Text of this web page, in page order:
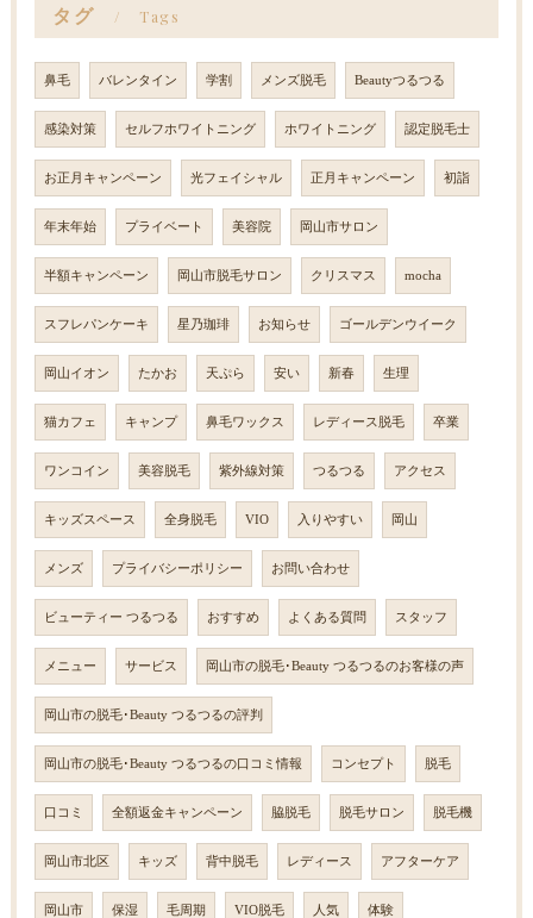
タグ Tags
鼻毛 バレンタイン 学割 メンズ脱毛 Beautyつるつる
感染対策 セルフホワイトニング ホワイトニング 認定脱毛士
お正月キャンペーン 光フェイシャル 正月キャンペーン 初詣
年末年始 プライベート 美容院 岡山市サロン
半額キャンペーン 岡山市脱毛サロン クリスマス mocha
スフレパンケーキ 星乃珈琲 お知らせ ゴールデンウイーク
岡山イオン たかお 天ぷら 安い 新春 生理
猫カフェ キャンプ 鼻毛ワックス レディース脱毛 卒業
ワンコイン 美容脱毛 紫外線対策 つるつる アクセス
キッズスペース 全身脱毛 VIO 入りやすい 岡山
メンズ プライバシーポリシー お問い合わせ
ビューティー つるつる おすすめ よくある質問 スタッフ
メニュー サービス 岡山市の脱毛･Beauty つるつるのお客様の声
岡山市の脱毛･Beauty つるつるの評判
岡山市の脱毛･Beauty つるつるの口コミ情報 コンセプト 脱毛
口コミ 全額返金キャンペーン 脇脱毛 脱毛サロン 脱毛機
岡山市北区 キッズ 背中脱毛 レディース アフターケア
岡山市 保湿 毛周期 VIO脱毛 人気 体験